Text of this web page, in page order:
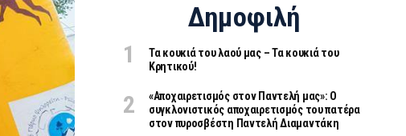
Δημοφιλή
Τα κουκιά του λαού μας – Τα κουκιά του
Κρητικού!
«Aποχαιρετισμός στον Παντελή μας»: Ο
συγκλονιστικός αποχαιρετισμός του πατέρα
στον πυροσβέστη Παντελή Διαμαντάκη